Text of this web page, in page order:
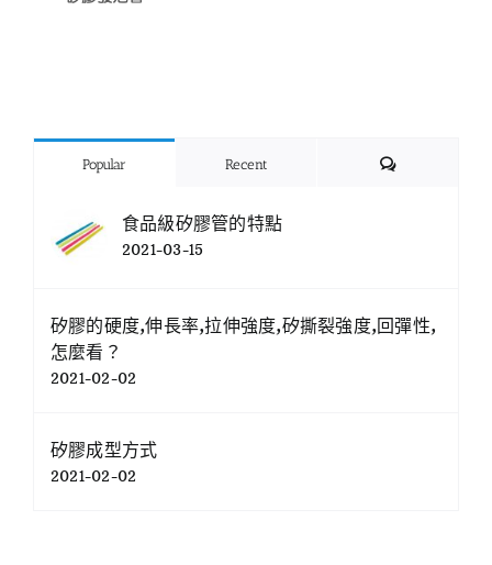
Popular Recent Comments
食品級矽膠管的特點
2021-03-15
矽膠的硬度,伸長率,拉伸強度,矽撕裂強度,回彈性,
怎麼看？
2021-02-02
矽膠成型方式
2021-02-02